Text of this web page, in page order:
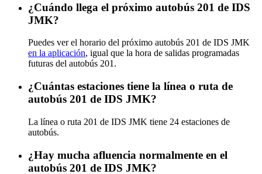
¿Cuándo llega el próximo autobús 201 de IDS
JMK?
Puedes ver el horario del próximo autobús 201 de IDS JMK
en la aplicación, igual que la hora de salidas programadas
futuras del autobús 201.
¿Cuántas estaciones tiene la línea o ruta de
autobús 201 de IDS JMK?
La línea o ruta 201 de IDS JMK tiene 24 estaciones de
autobús.
¿Hay mucha afluencia normalmente en el
autobús 201 de IDS JMK?